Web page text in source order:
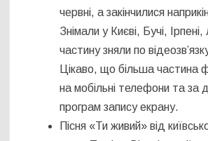
червні, а закінчилися
Знімали у Києві, Бучі, Ірпені,
частину зняли по
Цікаво, що більша частина
на мобільні телефони та за
програм запису екрану.
Пісня «Ти живий» від